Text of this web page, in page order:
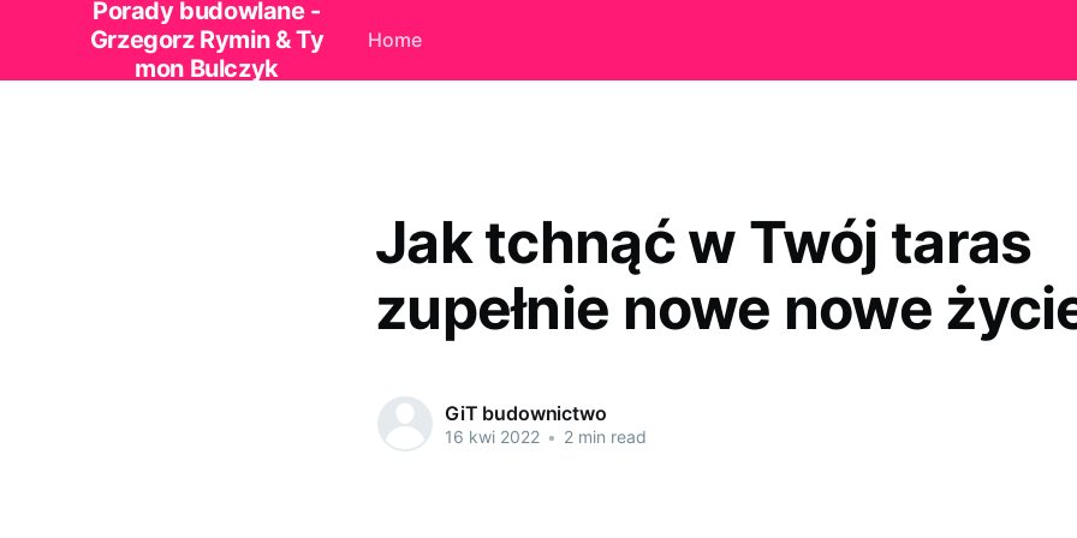
Porady budowlane -
Grzegorz Rymin & Ty
mon Bulczyk
Home
Jak tchnąć w Twój taras
zupełnie nowe nowe
GiT budownictwo
16 kwi 2022 • 2 min read